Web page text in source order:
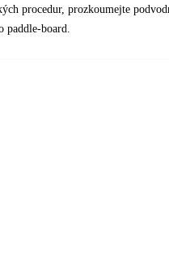
procedur, prozkoumejte
paddle-board.